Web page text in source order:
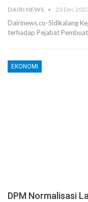
DAIRI NEWS 23 Dec
Dairinews.co-Sidikalang
terhadap Pejabat
EKONOMI
DPM Normalisasi